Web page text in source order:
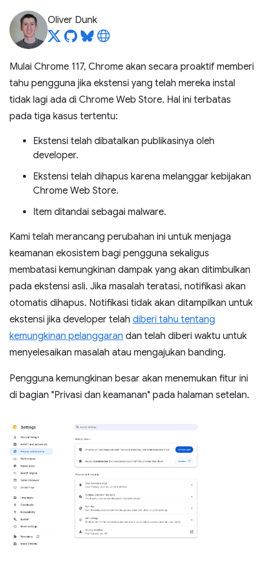
Oliver Dunk
Mulai Chrome 117, Chrome akan secara proaktif memberi
tahu pengguna jika ekstensi yang telah mereka instal
tidak lagi ada di Chrome Web Store. Hal ini terbatas
pada tiga kasus tertentu:
Ekstensi telah dibatalkan publikasinya oleh
developer.
Ekstensi telah dihapus karena melanggar kebijakan
Chrome Web Store.
Item ditandai sebagai malware.
Kami telah merancang perubahan ini untuk menjaga
keamanan ekosistem bagi pengguna sekaligus
membatasi kemungkinan dampak yang akan ditimbulkan
pada ekstensi asli. Jika masalah teratasi, notifikasi akan
otomatis dihapus. Notifikasi tidak akan ditampilkan untuk
ekstensi jika developer telah diberi tahu tentang
kemungkinan pelanggaran dan telah diberi waktu untuk
menyelesaikan masalah atau mengajukan banding.
Pengguna kemungkinan besar akan menemukan fitur ini
di bagian "Privasi dan keamanan" pada halaman setelan.